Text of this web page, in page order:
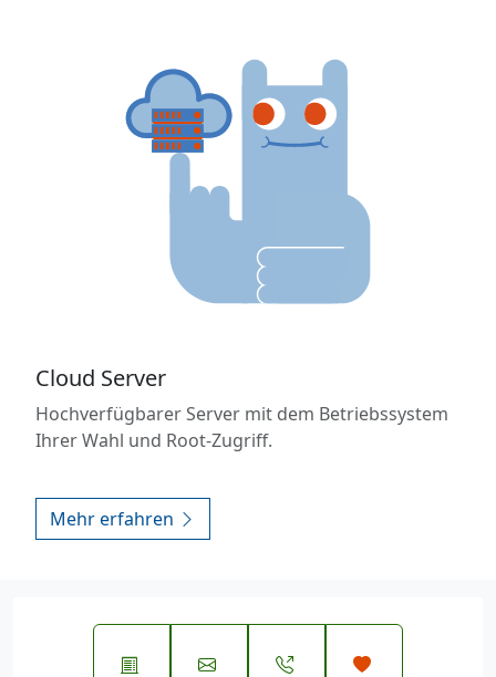
Cloud Server
Hochverfügbarer Server mit dem Betriebssystem
Ihrer Wahl und Root-Zugriff.
Mehr erfahren